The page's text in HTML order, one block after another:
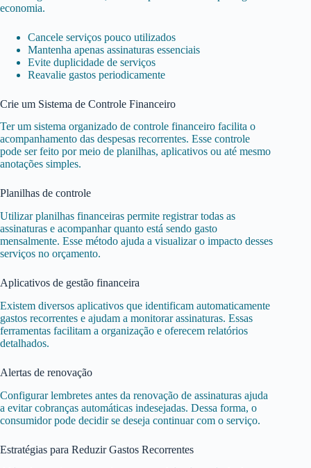
economia.
Cancele serviços pouco utilizados
Mantenha apenas assinaturas essenciais
Evite duplicidade de serviços
Reavalie gastos periodicamente
Crie um Sistema de Controle Financeiro
Ter um sistema organizado de controle financeiro facilita o
acompanhamento das despesas recorrentes. Esse controle
pode ser feito por meio de planilhas, aplicativos ou até mesmo
anotações simples.
Planilhas de controle
Utilizar planilhas financeiras permite registrar todas as
assinaturas e acompanhar quanto está sendo gasto
mensalmente. Esse método ajuda a visualizar o impacto desses
serviços no orçamento.
Aplicativos de gestão financeira
Existem diversos aplicativos que identificam automaticamente
gastos recorrentes e ajudam a monitorar assinaturas. Essas
ferramentas facilitam a organização e oferecem relatórios
detalhados.
Alertas de renovação
Configurar lembretes antes da renovação de assinaturas ajuda
a evitar cobranças automáticas indesejadas. Dessa forma, o
consumidor pode decidir se deseja continuar com o serviço.
Estratégias para Reduzir Gastos Recorrentes